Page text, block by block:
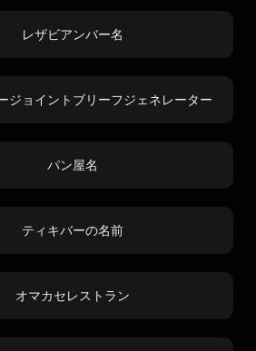
レザビアンバー名
ジョイントブリーフジェネレーター
パン屋名
ティキバーの名前
オマカセレストラン